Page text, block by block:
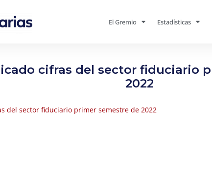
El Gremio Estadísticas
cifras del sector fiduciario
2022
del sector fiduciario primer semestre de 2022